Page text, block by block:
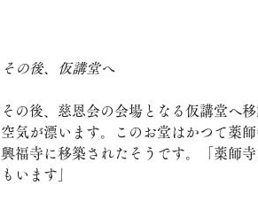
その後、仮講堂へ
その後、慈恩会の会場となる仮講堂へ
空気が漂います。このお堂はかつて薬
興福寺に移築されたそうです。「薬師
もいます」